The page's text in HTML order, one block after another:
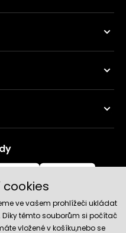
ve vašem prohlížeči ukládat
těmto souborům si počítač
vložené v košíku,nebo se